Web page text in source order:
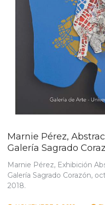
Marnie Pérez,
Galería Sagrado
Marnie Pérez, Exhibición
Galería Sagrado Corazón,
2018.